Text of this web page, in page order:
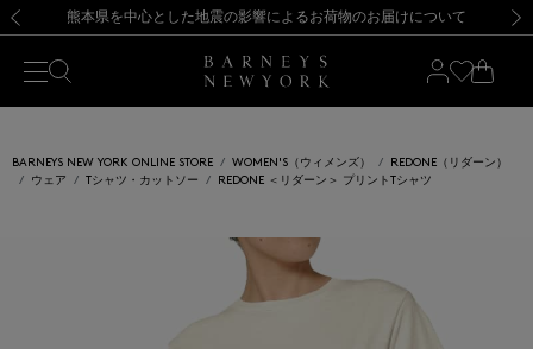
新規登録のお客様も対象！＜MY BARNEYS＞会員のお客様は11,000円（税込）以上のお買上げで常時送料無料！お買い物の際は会員登録を！
【夏季休業に伴う返品・交換承り一時停止のお知らせ】（2026.8.5）
熊本県を中心とした地震の影響によるお荷物のお届けについて
【開催中】SUMMER SALEのご案内・ご注意事項 新規登録のお客様も対象！＜MY BARNEYS＞会員のお客様は11,000円（税込）以上のお買上げで常時送料無料！お買い物の際は会員登録を！
【夏季休業に伴う返品・交換承り一時停止のお知らせ】（2026.8.5）
BARNEYS NEW YORK ONLINE STORE WOMEN'S（ウィメンズ）
REDONE（リダーン）
ウェア
Tシャツ・カットソー REDONE ＜リダーン＞ プリントTシャツ